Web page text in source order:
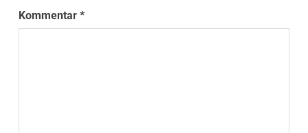
Kommentar*